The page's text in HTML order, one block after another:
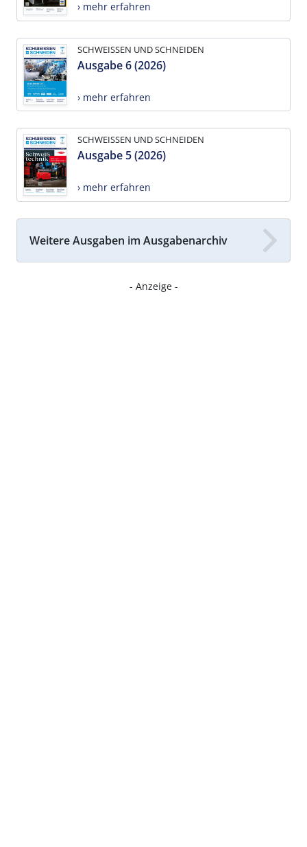
› mehr erfahren
SCHWEISSEN UND SCHNEIDEN
Ausgabe 6 (2026)
› mehr erfahren
SCHWEISSEN UND SCHNEIDEN
Ausgabe 5 (2026)
› mehr erfahren
Weitere Ausgaben im Ausgabenarchiv
- Anzeige -